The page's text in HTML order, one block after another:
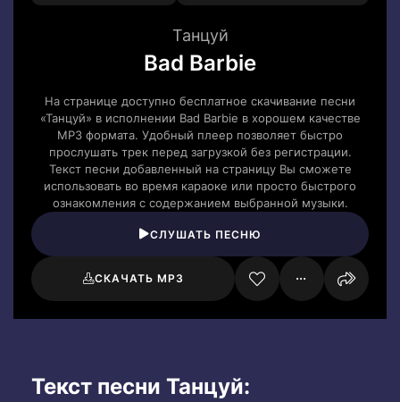
Танцуй
Bad Barbie
На странице доступно бесплатное скачивание песни
«Танцуй» в исполнении Bad Barbie в хорошем качестве
MP3 формата. Удобный плеер позволяет быстро
прослушать трек перед загрузкой без регистрации.
Текст песни добавленный на страницу Вы сможете
использовать во время караоке или просто быстрого
ознакомления с содержанием выбранной музыки.
СЛУШАТЬ ПЕСНЮ
СКАЧАТЬ MP3
Текст песни Танцуй: